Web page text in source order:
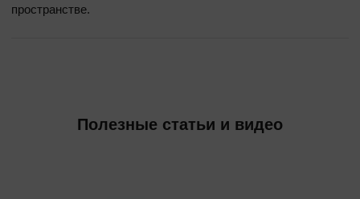
пространстве.
Полезные статьи и видео